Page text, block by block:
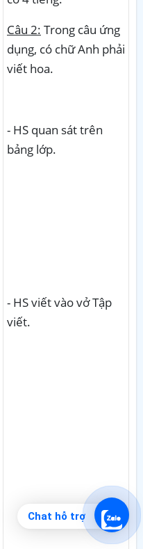
Câu 2: Trong câu ứng
dụng, có chữ Anh phải
viết hoa.
- HS quan sát trên
bảng lớp.
- HS viết vào vở Tập
viết.
Chat hỗ trợ